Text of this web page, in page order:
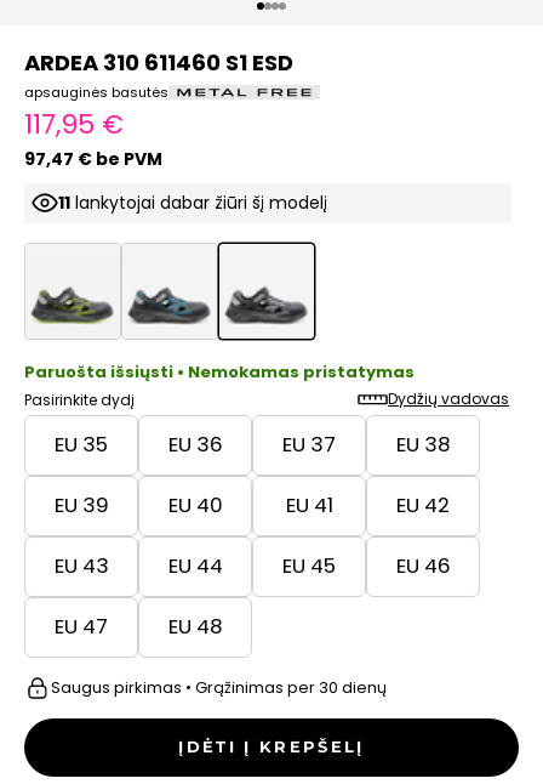
Eiti į elementą 1
Eiti į elementą 2
Eiti į elementą 3
Eiti į elementą 4
ARDEA 310 611460 S1 ESD
apsauginės basutės
Pardavimo kaina
117,95 €
97,47 € be PVM
11lankytojai dabar žiūri šį modelį
ProductListDropProductListDropProductListDrop
Paruošta išsiųsti • Nemokamas pristatymas
Pasirinkite dydį Dydžių vadovas
EU 35 EU 36 EU 37 EU 38
EU 39 EU 40 EU 41 EU 42
EU 43 EU 44 EU 45 EU 46
EU 47 EU 48
Saugus pirkimas • Grąžinimas per 30 dienų
ĮDĖTI Į KREPŠELĮ